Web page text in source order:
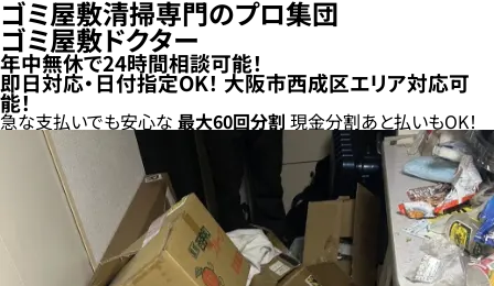
ゴミ屋敷清掃専門のプロ集団
ゴミ屋敷ドクター
年中無休で24時間相談可能！
即日対応・日付指定OK！ 大阪市西成区エリア対応可
能！
急な支払いでも安心な 最大60回分割 現金分割あと払いもOK！